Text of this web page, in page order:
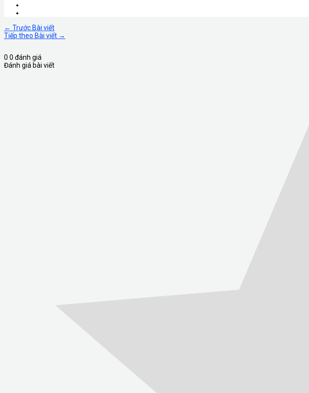
← Trước Bài viết
Tiếp theo Bài viết →
0 0 đánh giá
Đánh giá bài viết